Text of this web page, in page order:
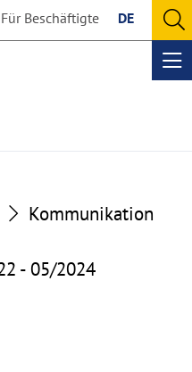
Für Beschäftigte DE
Kommunikation
- 05/2024